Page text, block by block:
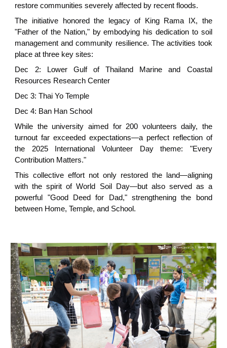
restore communities severely affected by recent floods.
The initiative honored the legacy of King Rama IX, the
"Father of the Nation," by embodying his dedication to soil
management and community resilience. The activities took
place at three key sites:
Dec 2: Lower Gulf of Thailand Marine and Coastal
Resources Research Center
Dec 3: Thai Yo Temple
Dec 4: Ban Han School
While the university aimed for 200 volunteers daily, the
turnout far exceeded expectations—a perfect reflection of
the 2025 International Volunteer Day theme: "Every
Contribution Matters."
This collective effort not only restored the land—aligning
with the spirit of World Soil Day—but also served as a
powerful "Good Deed for Dad," strengthening the bond
between Home, Temple, and School.